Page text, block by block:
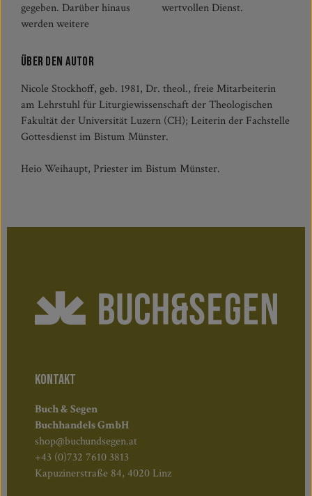
gegeben. Darüber hinaus
werden weitere
wertvollen Dienst.
Über den Autor
Nicole Stockhoff, geb. 1981, Dr. theol., freie Mitarbeiterin
am Lehrstuhl für Liturgiewissenschaft der Theologischen
Fakultät der Universität Luzern (CH); Leiterin der Fachstelle
Gottesdienst im Bistum Münster.
Heio Weihaupt, Priester im Bistum Münster.
KONTAKT
Buch & Segen
Buchhandels GmbH
shop@buchundsegen.at
+43 (0)732 7610 3813
Kapuzinerstraße 84, 4020 Linz